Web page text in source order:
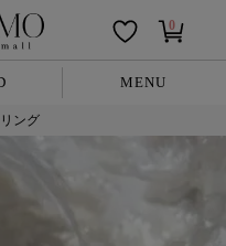
0
MENU
ング